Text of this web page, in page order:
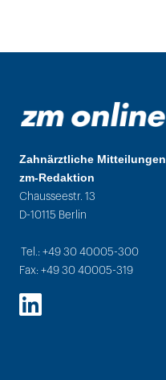
Zahnärztliche Mitteilungen
zm-Redaktion
Chausseestr. 13
D-10115 Berlin
Tel.: +49 30 40005-300
Fax: +49 30 40005-319
LinkedIn